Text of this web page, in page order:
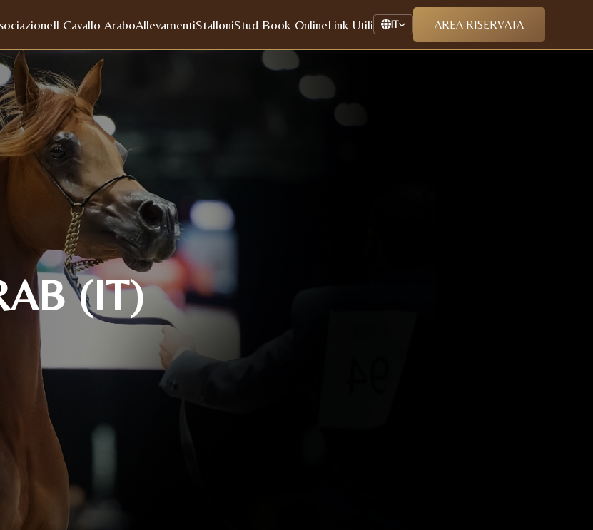
Il Cavallo AraboAllevamentiStalloniStud Book OnlineLink Utili IT AREA RISERVATA
(IT)